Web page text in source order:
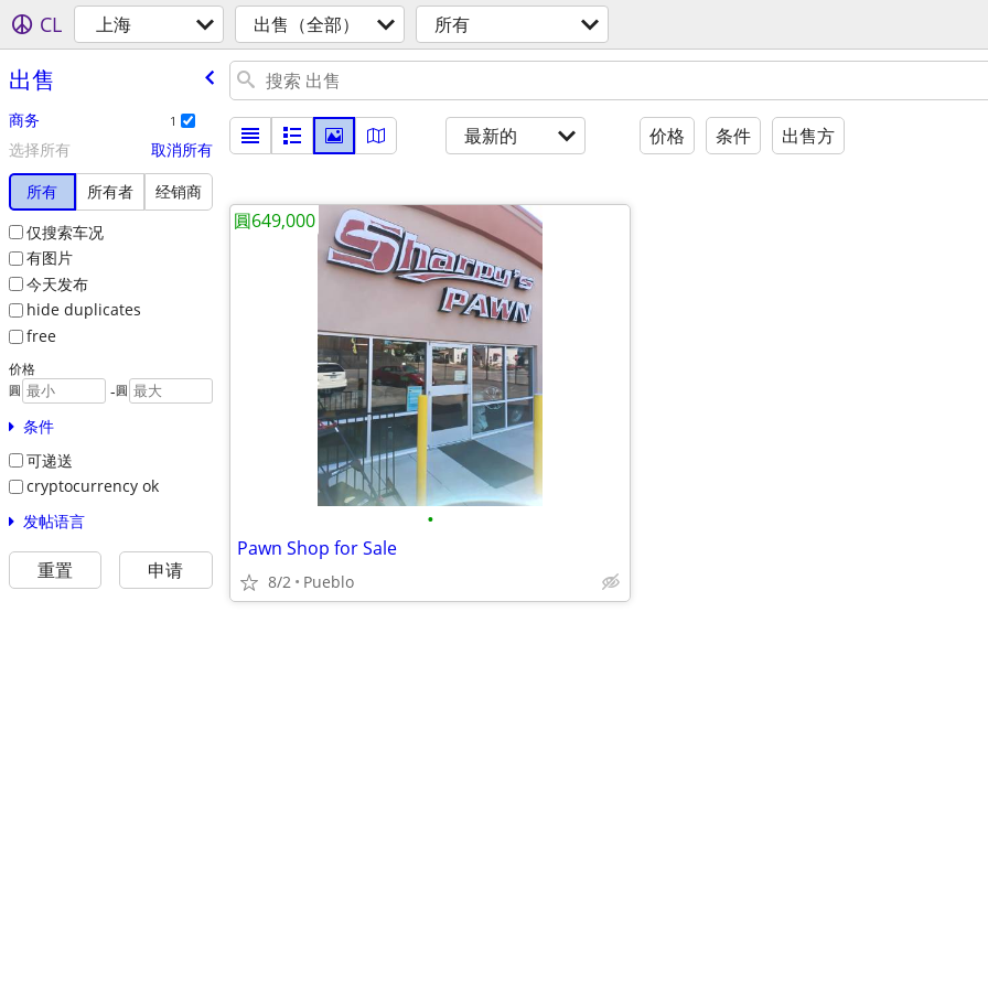
CL 上海 出售（全部） 所有
出售
商务 1
选择所有
取消所有
所有
所有者
经销商
仅搜索车况
有图片
今天发布
hide duplicates
free
价格
圓 -圓
条件
可递送
cryptocurrency ok
发帖语言
重置 申请
最新的 价格 条件 出售方
•
Pawn Shop for Sale
8/2 Pueblo
圓649,000